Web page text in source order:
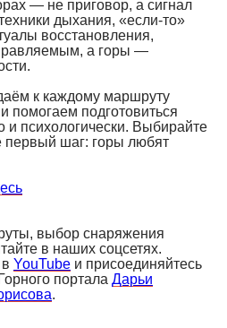
— не приговор, а сигнал
дыхания, «если-то»
восстановления,
а горы —
к каждому маршруту
помогаем подготовиться
и психологически. Выбирайте
первый шаг: горы любят
выбор снаряжения
в наших соцсетях.
в YouTube и присоединяйтесь
портала Дарьи
.